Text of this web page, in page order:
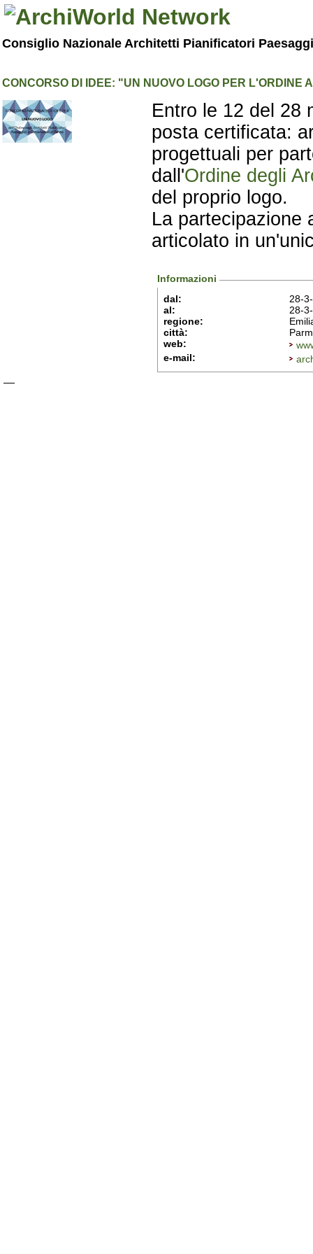
Consiglio Nazionale Architetti Pianificatori
CONCORSO DI IDEE: "UN NUOVO LOGO PER L'ORDINE
Entro le 12 del 28
posta certificata:
progettuali per
dall'Ordine degli
del proprio logo.
La partecipazione
articolato in
Informazioni
dal:
28-
al:
28-
regione:
città:
web:
e-mail: